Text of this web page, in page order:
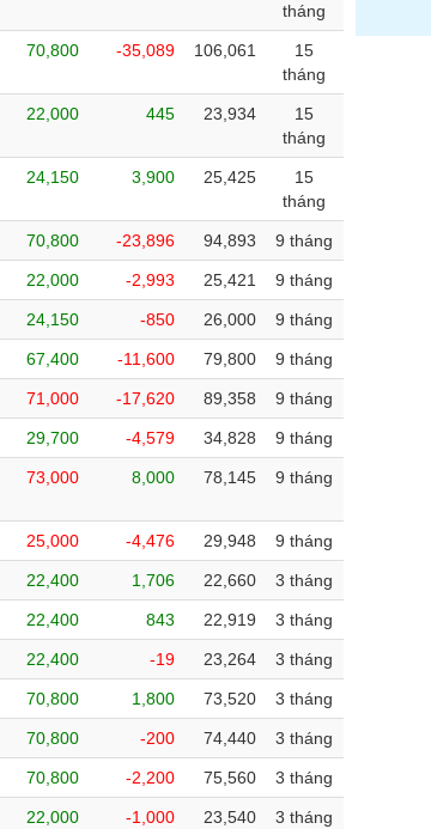
tháng
70,800 -35,089 106,061
15
tháng
22,000 445 23,934
15
tháng
24,150 3,900 25,425
15
tháng
70,800 -23,896 94,893 9 tháng
22,000 -2,993 25,421 9 tháng
24,150 -850 26,000 9 tháng
67,400 -11,600 79,800 9 tháng
71,000 -17,620 89,358 9 tháng
29,700 -4,579 34,828 9 tháng
73,000 8,000 78,145 9 tháng
25,000 -4,476 29,948 9 tháng
22,400 1,706 22,660 3 tháng
22,400 843 22,919 3 tháng
22,400 -19 23,264 3 tháng
70,800 1,800 73,520 3 tháng
70,800 -200 74,440 3 tháng
70,800 -2,200 75,560 3 tháng
22,000 -1,000 23,540 3 tháng